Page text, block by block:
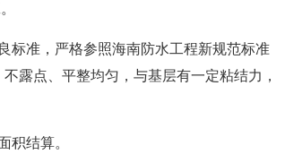
标准，严格参照海南防水工程新规范标准
露点、平整均匀，与基层有一定粘结力，
积结算。